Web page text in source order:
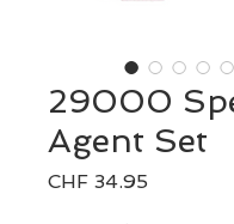
29000
Agent Set
CHF 34.95